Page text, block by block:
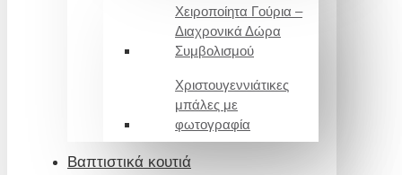
Χειροποίητα Γούρια –
Διαχρονικά Δώρα
Συμβολισμού
Χριστουγεννιάτικες
μπάλες με
φωτογραφία
Βαπτιστικά κουτιά